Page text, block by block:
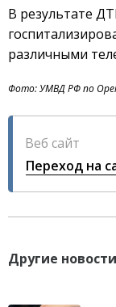
В результате
различными
Фото: УМВД РФ по
Веб сайт
Переход на
Другие